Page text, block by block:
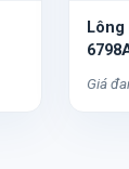
Lông
Giá